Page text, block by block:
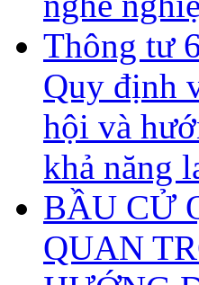
Thông tư
Quy định
hội và
khả năng
BẦU CỬ
QUAN